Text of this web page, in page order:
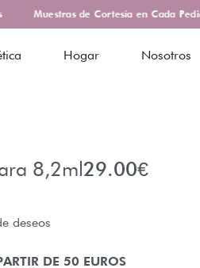
Muestras de Cortesía en Cada Pedido
Hogar Nosotros
8,2ml29.00€
deseos
DE 50 EUROS